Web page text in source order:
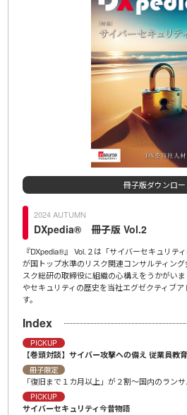
冊子版ダウンロー
2024 AUTUMN
DXpedia® 冊子版 Vol.2
『DXpedia®』 Vol.２は「サイバーセキュリテ
が国トップ水準のリスク関連コンサルティン
スク総研の取締役に組織の心構えをうかがい
やセキュリティの歴史を当社エグゼクティブ
す。
Index
PICKUP
【巻頭対談】サイバー攻撃への備え 従業員教
冊子限定
「復旧まで１カ月以上」が２割〜国内のラン
PICKUP
サイバーセキュリティ今昔物語